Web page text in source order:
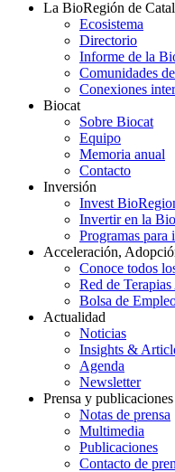
La BioRegión de
Ecosistema
Directorio
Informe de la
Comunidades
Conexiones
Biocat
Sobre Biocat
Equipo
Memoria anual
Contacto
Inversión
Invest
Invertir en la
Programas para
Acceleración,
Conoce todos
Red de
Bolsa de
Actualidad
Noticias
Insights &
Agenda
Newsletter
Prensa y publicaciones
Notas de prensa
Multimedia
Publicaciones
Contacto de